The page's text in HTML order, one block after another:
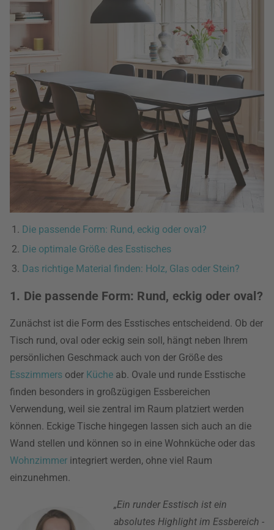
Die passende Form: Rund, eckig oder oval?
Die optimale Größe des Esstisches
Das richtige Material finden: Holz, Glas oder Stein?
1. Die passende Form: Rund, eckig oder oval?
Zunächst ist die Form des Esstisches entscheidend. Ob der
Tisch rund, oval oder eckig sein soll, hängt neben Ihrem
persönlichen Geschmack auch von der Größe des
Esszimmers oder Küche ab. Ovale und runde Esstische
finden besonders in großzügigen Essbereichen
Verwendung, weil sie zentral im Raum platziert werden
können. Eckige Tische hingegen lassen sich auch an die
Wand stellen und können so in eine Wohnküche oder das
Wohnzimmer integriert werden, ohne viel Raum
einzunehmen.
„Ein runder Esstisch ist ein
absolutes Highlight im Essbereich -